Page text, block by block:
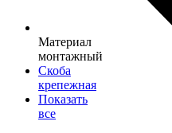
Материал
монтажный
Скоба
крепежная
Показать
все